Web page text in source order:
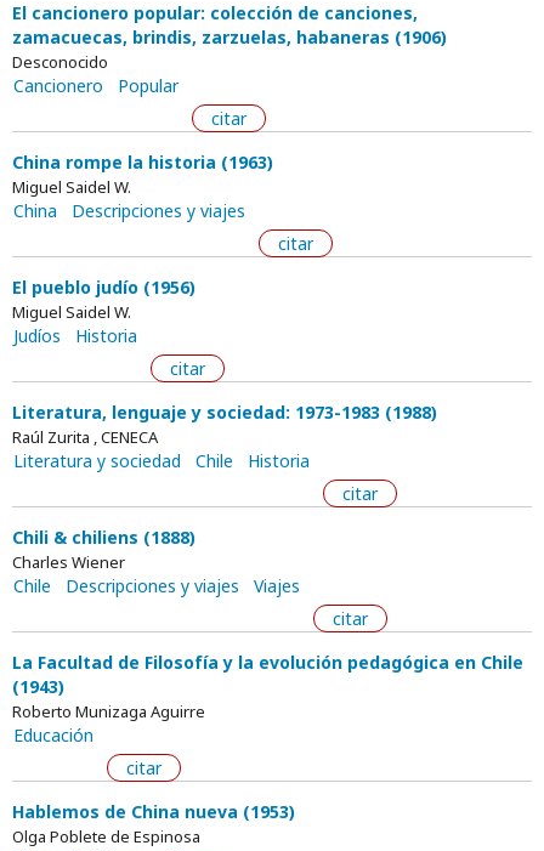
El cancionero popular: colección de canciones,
zamacuecas, brindis, zarzuelas, habaneras (1906)
Desconocido
Cancionero
Popular
citar
China rompe la historia (1963)
Miguel Saidel W.
China
Descripciones y viajes
citar
El pueblo judío (1956)
Miguel Saidel W.
Judíos
Historia
citar
Literatura, lenguaje y sociedad: 1973-1983 (1988)
Raúl Zurita , CENECA
Literatura y sociedad Chile
Historia
citar
Chili & chiliens (1888)
Charles Wiener
Chile Descripciones y viajes
Viajes
citar
La Facultad de Filosofía y la evolución pedagógica en Chile
(1943)
Roberto Munizaga Aguirre
Educación
citar
Hablemos de China nueva (1953)
Olga Poblete de Espinosa